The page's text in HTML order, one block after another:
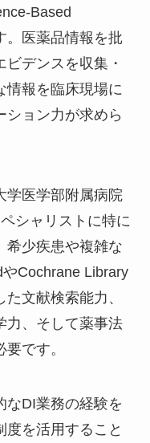
Based
。医薬品情報を批
デンスを収集・
情報を臨床現場に
ション力が求めら
学医学部附属病院
シャリストに特に
希少疾患や複雑な
Cochrane Library
文献検索能力、
力、そして薬事法
です。
なDI業務の経験を
を活用すること